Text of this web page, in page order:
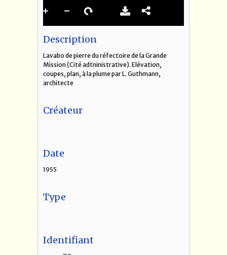
Description
Lavabo de pierre du réfectoire de la Grande
Mission (Cité adtninistrative). Elévation,
coupes, plan, à la plume par L. Guthmann,
architecte
Créateur
Date
1955
Type
Identifiant